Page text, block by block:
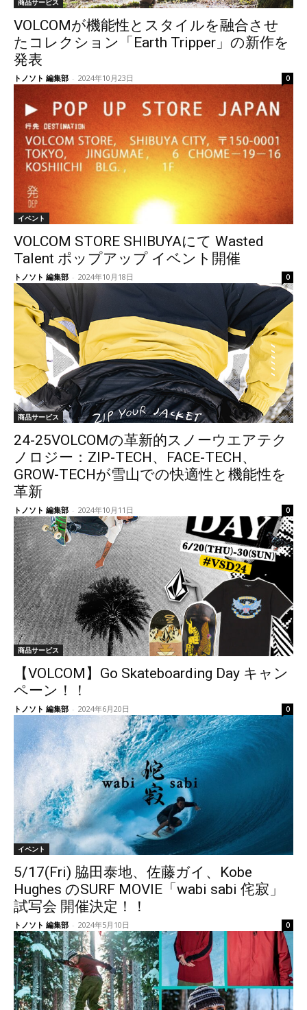
商品サービス
VOLCOMが機能性とスタイルを融合させ
たコレクション「Earth Tripper」の新作を
発表
トノソト 編集部 - 2024年10月23日 0
イベント
VOLCOM STORE SHIBUYAにて Wasted
Talent ポップアップ イベント開催
トノソト 編集部 - 2024年10月18日 0
商品サービス
24-25VOLCOMの革新的スノーウエアテク
ノロジー：ZIP-TECH、FACE-TECH、
GROW-TECHが雪山での快適性と機能性を
革新
トノソト 編集部 - 2024年10月11日 0
商品サービス
【VOLCOM】Go Skateboarding Day キャン
ペーン！！
トノソト 編集部 - 2024年6月20日 0
イベント
5/17(Fri) 脇田泰地、佐藤ガイ、Kobe
Hughes のSURF MOVIE「wabi sabi 侘寂」
試写会 開催決定！！
トノソト 編集部 - 2024年5月10日 0